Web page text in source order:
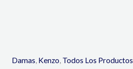
Damas Kenzo Todos Los Productos